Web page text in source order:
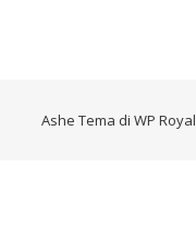
Ashe Tema di WP Royal